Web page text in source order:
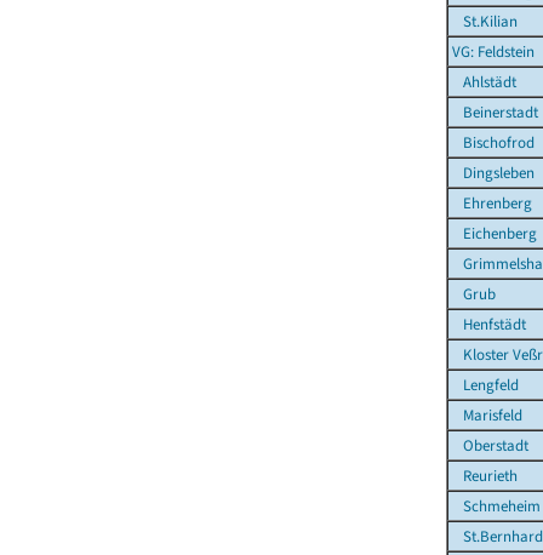
St.Kilian
VG: Feldstein
Ahlstädt
Beinerstadt
Bischofrod
Dingsleben
Ehrenberg
Eichenberg
Grub
Henfstädt
Kloster
Lengfeld
Marisfeld
Oberstadt
Reurieth
Schmeheim
St.Bernhard